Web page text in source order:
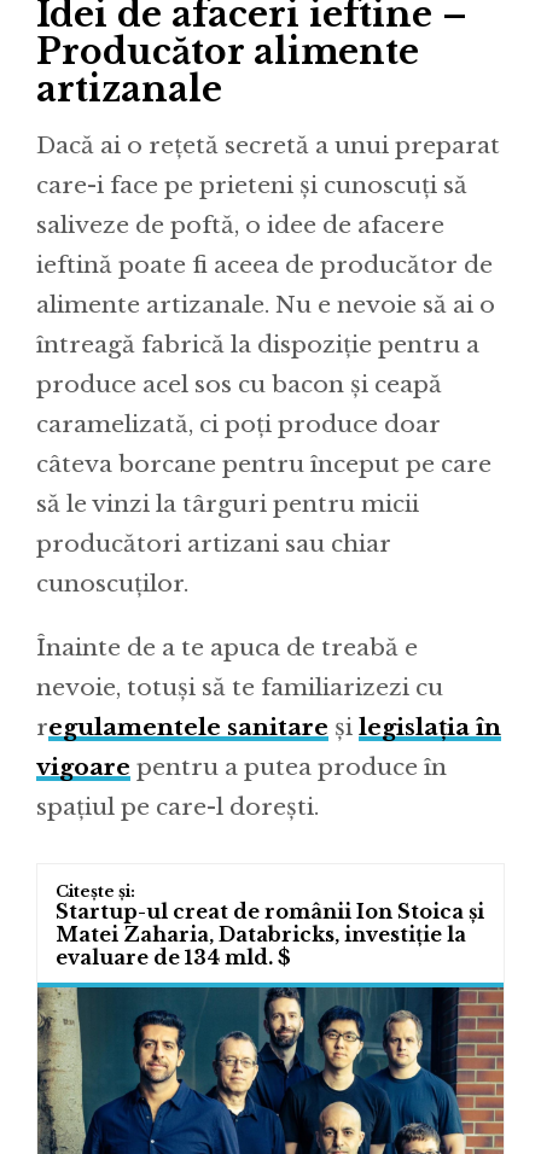
Idei de afaceri ieftine –
Producător alimente
artizanale
Dacă ai o rețetă secretă a unui preparat
care-i face pe prieteni și cunoscuți să
saliveze de poftă, o idee de afacere
ieftină poate fi aceea de producător de
alimente artizanale. Nu e nevoie să ai o
întreagă fabrică la dispoziție pentru a
produce acel sos cu bacon și ceapă
caramelizată, ci poți produce doar
câteva borcane pentru început pe care
să le vinzi la târguri pentru micii
producători artizani sau chiar
cunoscuților.
Înainte de a te apuca de treabă e
nevoie, totuși să te familiarizezi cu
regulamentele sanitare și legislația în
vigoare pentru a putea produce în
spațiul pe care-l dorești.
Startup-ul creat de românii Ion Stoica și
Matei Zaharia, Databricks, investiție la
evaluare de 134 mld. $